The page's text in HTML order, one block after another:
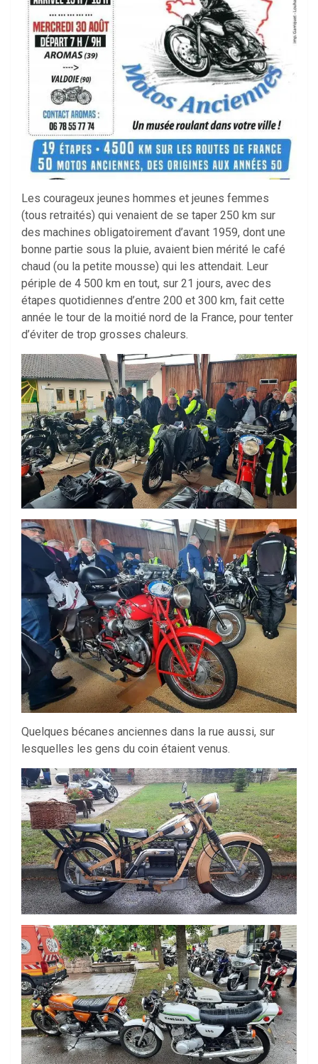
Les courageux jeunes hommes et jeunes femmes
(tous retraités) qui venaient de se taper 250 km sur
des machines obligatoirement d’avant 1959, dont une
bonne partie sous la pluie, avaient bien mérité le café
chaud (ou la petite mousse) qui les attendait. Leur
périple de 4 500 km en tout, sur 21 jours, avec des
étapes quotidiennes d’entre 200 et 300 km, fait cette
année le tour de la moitié nord de la France, pour tenter
d’éviter de trop grosses chaleurs.
Quelques bécanes anciennes dans la rue aussi, sur
lesquelles les gens du coin étaient venus.